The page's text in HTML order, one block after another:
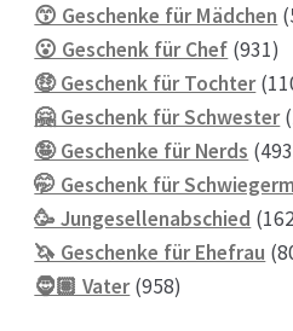
😙 Geschenke für Mädchen
😮 Geschenk für Chef 931931
🤑 Geschenk für Tochter
🤗 Geschenk für Schwester
🤪 Geschenke für Nerds 493
🤭 Geschenk für
🥳 Jungesellenabschied
🦄 Geschenke für Ehefrau
🧔🏽 Vater 958958